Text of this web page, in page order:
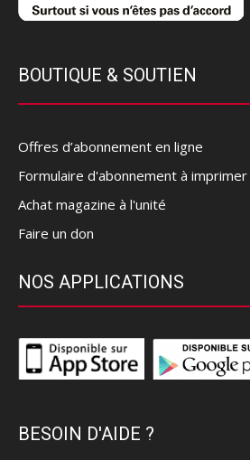
BOUTIQUE & SOUTIEN
Offres d’abonnement en ligne
Formulaire d'abonnement à imprimer
Achat magazine à l'unité
Faire un don
NOS APPLICATIONS
BESOIN D'AIDE ?